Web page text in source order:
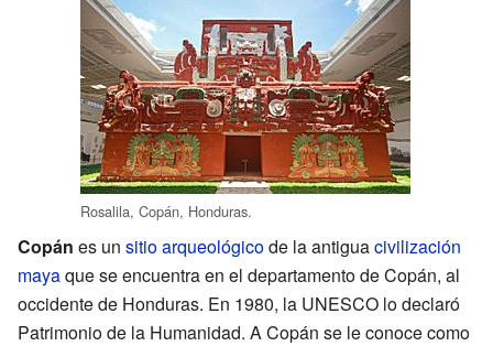
Rosalila, Copán, Honduras.
Copán es un sitio arqueológicode la antiguacivilización
mayaque se encuentra en el departamento de Copán, al
occidente de Honduras. En 1980, la UNESCO lo declaró
Patrimonio de la Humanidad. A Copán se le conoce como